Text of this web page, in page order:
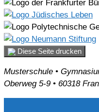
Diese Seite drucken
Musterschule •
Oberweg 5-9 • 60318